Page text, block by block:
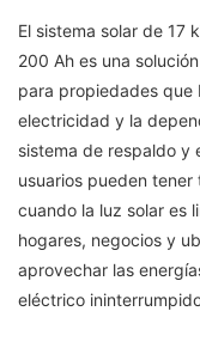
El sistema solar de 17
200 Ah es una
para propiedades que
electricidad y la
sistema de respaldo y
usuarios pueden
cuando la luz solar es
hogares, negocios y
aprovechar las
eléctrico